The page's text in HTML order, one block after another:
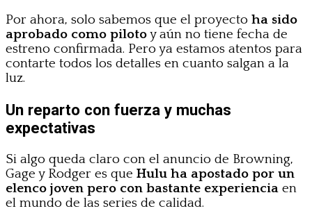
Por ahora, solo sabemos que el proyecto ha sido
aprobado como pilotoy aún no tiene fecha de
estreno confirmada. Pero ya estamos atentos para
contarte todos los detalles en cuanto salgan a la
luz.
Un reparto con fuerza y muchas
expectativas
Si algo queda claro con el anuncio de Browning,
Gage y Rodger es que Hulu ha apostado por un
elenco joven pero con bastante experiencia en
el mundo de las series de calidad.